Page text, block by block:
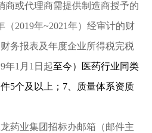
商或代理商需提供制造商授予的
（2019年~2021年）经审计的财
务报表及年度企业所得税完税
年1 月 1 日起至今）医药行业同类
5个及以上； 7、质量体系资质
药业集团招标办邮箱（邮件主